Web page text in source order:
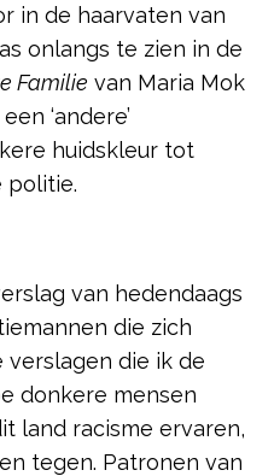
in de haarvaten van
onlangs te zien in de
Familie van Maria Mok
‘andere’
huidskleur tot
politie.
van hedendaags
die zich
verslagen die ik de
donkere mensen
land racisme ervaren,
tegen. Patronen van